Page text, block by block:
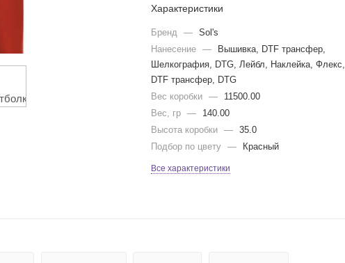
Характеристики
Бренд —
Sol's
Нанесение
—
Вышивка, DTF трансфер,
Шелкография, DTG, Лейбл, Наклейка, Флекс,
DTF трансфер, DTG
Вес коробки
—
11500.00
Вес, гр
—
140.00
Высота коробки
—
35.0
Подбор по цвету
— Красный
Все характеристики